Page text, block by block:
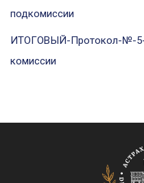
подкомиссии
ИТОГОВЫЙ-Протокол-№-5-
комиссии